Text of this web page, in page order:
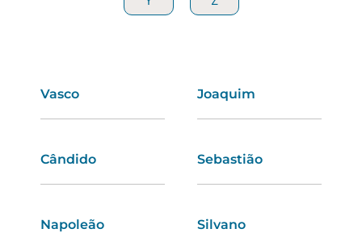
Vasco Joaquim
Cândido Sebastião
Napoleão Silvano
Rosana Lara
Ema Priscila
Hermínia Daniela